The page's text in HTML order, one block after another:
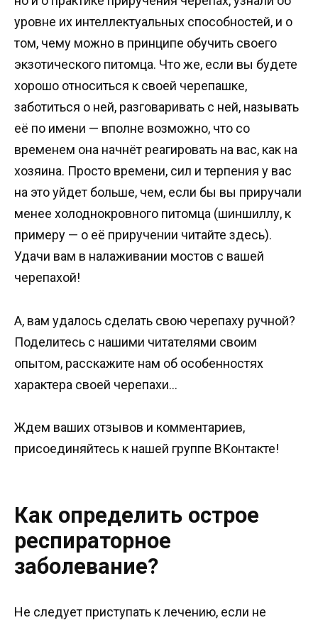
уровне их интеллектуальных способностей, и о
том, чему можно в принципе обучить своего
экзотического питомца. Что же, если вы будете
хорошо относиться к своей черепашке,
заботиться о ней, разговаривать с ней, называть
её по имени — вполне возможно, что со
временем она начнёт реагировать на вас, как на
хозяина. Просто времени, сил и терпения у вас
на это уйдет больше, чем, если бы вы приручали
менее холоднокровного питомца (шиншиллу, к
примеру — о её приручении читайте здесь).
Удачи вам в налаживании мостов с вашей
черепахой!
А, вам удалось сделать свою черепаху ручной?
Поделитесь с нашими читателями своим
опытом, расскажите нам об особенностях
характера своей черепахи…
Ждем ваших отзывов и комментариев,
присоединяйтесь к нашей группе ВКонтакте!
Как определить острое
респираторное
заболевание?
Не следует приступать к лечению, если не